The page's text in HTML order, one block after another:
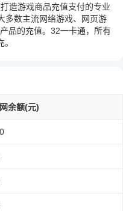
造游戏商品充值支付的专业
多数主流网络游戏、网页游
品的充值。32一卡通，所有
余额(元)